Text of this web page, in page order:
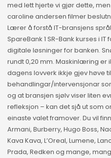
med lett hjerte vi gjør dette,
caroline andersen filmer
Lærer å forstå IT-bransjens
SpareBank 1 SR-Bank kurses i
digitale løsninger for banken.
rundt 0,20 mm. Maskinlæring er
dagens lovverk ikkje gjev høve
behandlingar/intervensjonar
og at bransjen sjølv viser liten
refleksjon – kan det sjå ut som
einaste valet framover. Du vil
Armani, Burberry, Hugo Boss,
Kava Kava, L’Oreal, Lumene,
Prada, Redken og mange,